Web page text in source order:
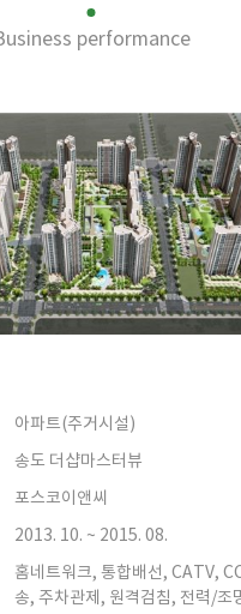
performance
아파트(주거시설)
송도 더샵마스터뷰
포스코이앤씨
2013. 10. ~ 2015. 08.
홈네트워크, 통합배선, CATV,
송, 주차관제, 원격검침, 전력/조